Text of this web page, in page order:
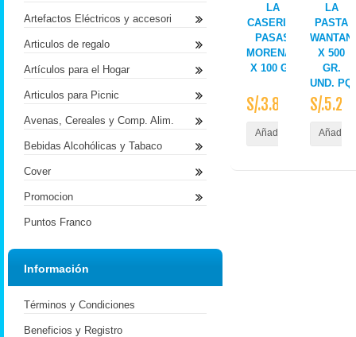
LA
CASERITA
PASAS
MORENAS
X 100 GR
S/.3.80
Añadir al Carrito
LA
PASTA
WANTAN
X 500
GR.
UND. PQ
S/.5.20
Añadir
Artefactos Eléctricos y accesori
Articulos de regalo
Artículos para el Hogar
Articulos para Picnic
Avenas, Cereales y Comp. Alim.
Bebidas Alcohólicas y Tabaco
Cover
Promocion
Puntos Franco
Información
Términos y Condiciones
Beneficios y Registro